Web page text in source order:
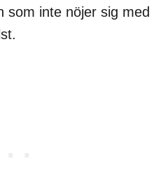
som inte nöjer sig med